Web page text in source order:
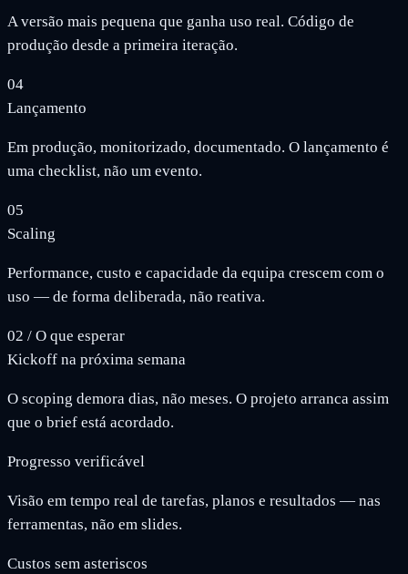
A versão mais pequena que ganha uso real. Código de
produção desde a primeira iteração.
04
Lançamento
Em produção, monitorizado, documentado. O lançamento é
uma checklist, não um evento.
05
Scaling
Performance, custo e capacidade da equipa crescem com o
uso — de forma deliberada, não reativa.
02 / O que esperar
Kickoff na próxima semana
O scoping demora dias, não meses. O projeto arranca assim
que o brief está acordado.
Progresso verificável
Visão em tempo real de tarefas, planos e resultados — nas
ferramentas, não em slides.
Custos sem asteriscos